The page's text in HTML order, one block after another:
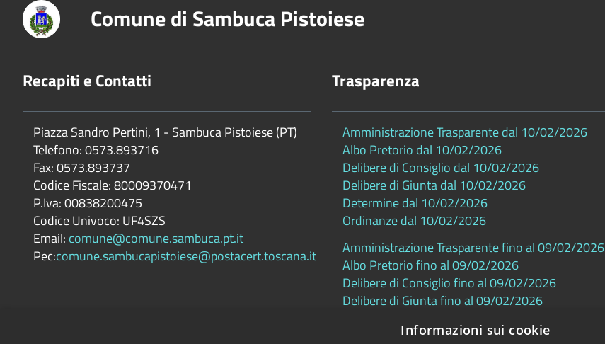
Comune di Sambuca Pistoiese
Recapiti e Contatti
Piazza Sandro Pertini, 1 - Sambuca Pistoiese (PT)
Telefono: 0573.893716
Fax: 0573.893737
Codice Fiscale: 80009370471
P.Iva: 00838200475
Codice Univoco: UF4SZS
Email: comune@comune.sambuca.pt.it
Pec:comune.sambucapistoiese@postacert.toscana.it
Trasparenza
Amministrazione Trasparente dal 10/02/2026
Albo Pretorio dal 10/02/2026
Delibere di Consiglio dal 10/02/2026
Delibere di Giunta dal 10/02/2026
Determine dal 10/02/2026
Ordinanze dal 10/02/2026
Amministrazione Trasparente fino al 09/02/2026
Albo Pretorio fino al 09/02/2026
Delibere di Consiglio fino al 09/02/2026
Delibere di Giunta fino al 09/02/2026
Ordinanze fino al 09/02/2026
Informazioni sui cookie